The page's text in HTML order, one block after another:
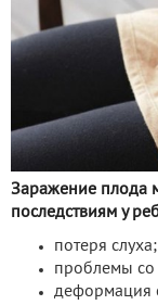
Заражение плода
последствиям у
потеря слуха;
проблемы со
деформация